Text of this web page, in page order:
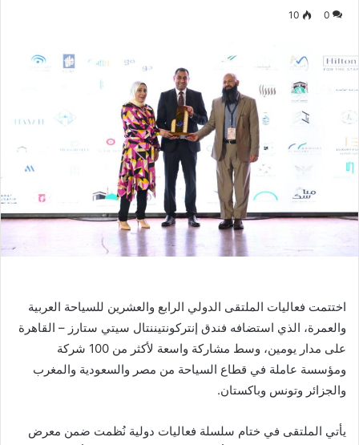
0
10
اختتمت فعاليات الملتقى الدولي الرابع والعشرين للسياحة العربية
والعمرة، الذي استضافه فندق إنتركونتيننتال سيتي ستارز – القاهرة
على مدار يومين، وسط مشاركة واسعة لأكثر من 100 شركة
ومؤسسة عاملة في قطاع السياحة من مصر والسعودية والمغرب
والجزائر وتونس وباكستان.
يأتي الملتقى في ختام سلسلة فعاليات دولية نُظمت ضمن معرض